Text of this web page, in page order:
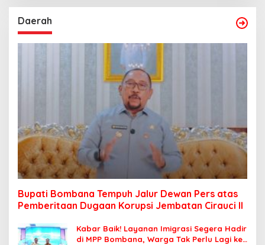
Daerah
Bupati Bombana Tempuh Jalur Dewan Pers atas
Pemberitaan Dugaan Korupsi Jembatan Cirauci II
Kabar Baik! Layanan Imigrasi Segera Hadir
di MPP Bombana, Warga Tak Perlu Lagi ke